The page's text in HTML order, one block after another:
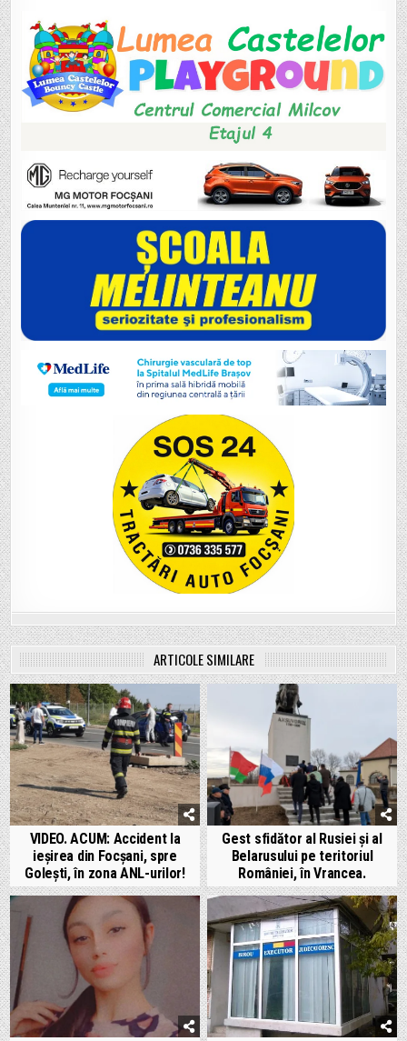
ARTICOLE SIMILARE
VIDEO. ACUM: Accident la
ieșirea din Focșani, spre
Golești, în zona ANL-urilor!
Gest sfidător al Rusiei și al
Belarusului pe teritoriul
României, în Vrancea.